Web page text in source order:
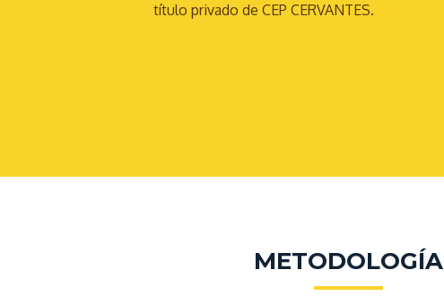
título privado de CEP CERVANTES.
METODOLOGÍA